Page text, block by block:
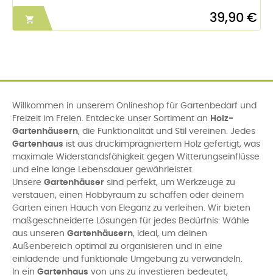
 39,90 €
Willkommen in unserem Onlineshop für Gartenbedarf und
Freizeit im Freien. Entdecke unser Sortiment an Holz-
Gartenhäusern, die Funktionalität und Stil vereinen. Jedes
Gartenhaus ist aus druckimprägniertem Holz gefertigt, was
maximale Widerstandsfähigkeit gegen Witterungseinflüsse
und eine lange Lebensdauer gewährleistet.
Unsere Gartenhäuser sind perfekt, um Werkzeuge zu
verstauen, einen Hobbyraum zu schaffen oder deinem
Garten einen Hauch von Eleganz zu verleihen. Wir bieten
maßgeschneiderte Lösungen für jedes Bedürfnis: Wähle
aus unseren Gartenhäusern, ideal, um deinen
Außenbereich optimal zu organisieren und in eine
einladende und funktionale Umgebung zu verwandeln.
In ein Gartenhaus von uns zu investieren bedeutet,